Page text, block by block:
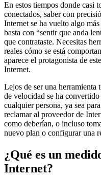
En estos tiempos donde casi
conectados, saber con
Internet se ha vuelto algo
basta con “sentir que anda
que contrataste. Necesitas
reales cómo se está
aparece el protagonista de
Internet.
Lejos de ser una herramienta
de velocidad se ha
cualquier persona, ya sea
reclamar al proveedor de
como deberían, o incluso
nuevo plan o configurar una
¿Qué es un
Internet?